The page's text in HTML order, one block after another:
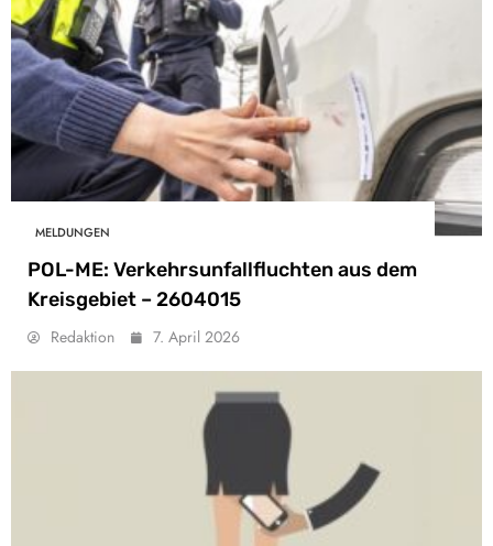
MELDUNGEN
POL-ME: Verkehrsunfallfluchten aus dem
Kreisgebiet – 2604015
Redaktion 7. April 2026